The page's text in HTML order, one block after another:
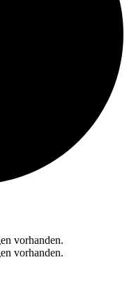
vorhanden.
vorhanden.